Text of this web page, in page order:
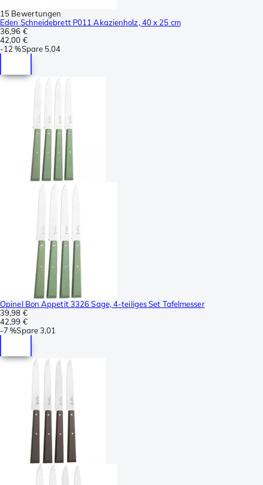
15 Bewertungen
Eden Schneidebrett P011 Akazienholz, 40 x 25 cm
36,96 €
42,00 €
-12 %Spare 5,04
Opinel Bon Appetit 3326 Sage, 4-teiliges Set Tafelmesser
39,98 €
42,99 €
-7 %Spare3,01